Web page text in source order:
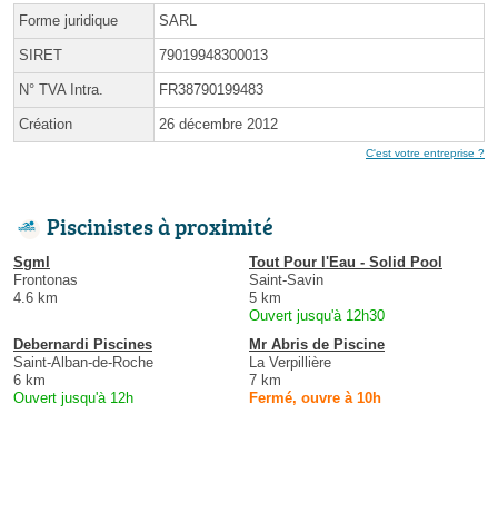
Forme juridique SARL
SIRET 79019948300013
N° TVA Intra. FR38790199483
Création 26 décembre 2012
C'est votre entreprise ?
Piscinistes à proximité
Sgml
Frontonas
4.6 km
Tout Pour l'Eau - Solid Pool
Saint-Savin
5 km
Ouvert jusqu'à 12h30
Debernardi Piscines
Saint-Alban-de-Roche
6 km
Ouvert jusqu'à 12h
Mr Abris de Piscine
La Verpillière
7 km
Fermé, ouvre à 10h